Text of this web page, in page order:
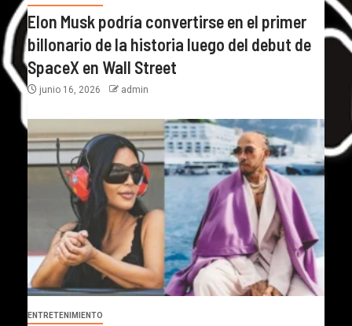
Elon Musk podría convertirse en el primer
billonario de la historia luego del debut de
SpaceX en Wall Street
junio 16, 2026 admin
ENTRETENIMIENTO